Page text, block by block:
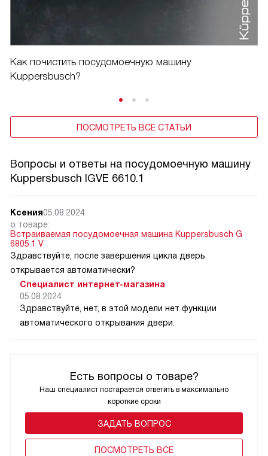
Как почистить посудомоечную машину
Kuppersbusch?
ПОСМОТРЕТЬ ВСЕ СТАТЬИ
Вопросы и ответы на посудомоечную машину
Kuppersbusch IGVE 6610.1
Есть вопросы о товаре?
Наш специалист постарается ответить в максимально
короткие сроки
ЗАДАТЬ ВОПРОС
ПОCМОТРЕТЬ ВСЕ
Ксения05.08.2024
о товаре:
Встраиваемая посудомоечная машина Kuppersbusch G
6805.1 V
Здравствуйте, после завершения цикла дверь
открывается автоматически?
Специалист интернет-магазина
05.08.2024
Здравствуйте, нет, в этой модели нет функции
автоматического открывания двери.